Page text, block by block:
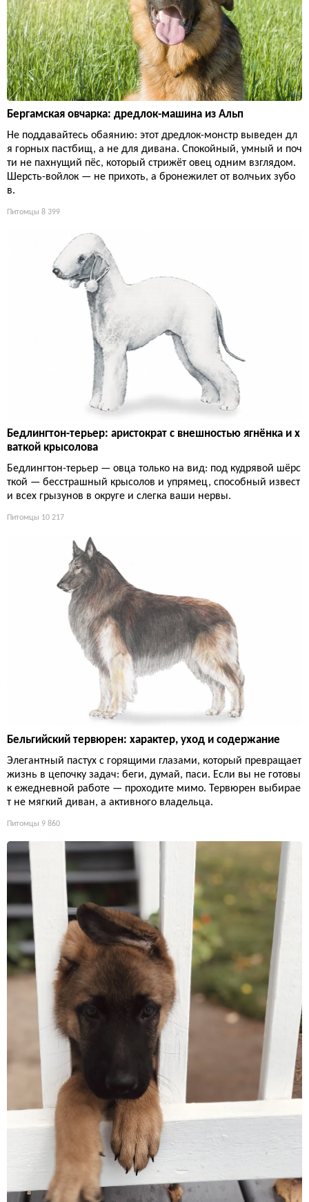
Бергамская овчарка: дредлок-машина из Альп
Не поддавайтесь обаянию: этот дредлок-монстр выведен дл
я горных пастбищ, а не для дивана. Спокойный, умный и поч
ти не пахнущий пёс, который стрижёт овец одним взглядом.
Шерсть-войлок — не прихоть, а бронежилет от волчьих зубо
в.
Питомцы 8 399
Бедлингтон-терьер: аристократ с внешностью ягнёнка и х
ваткой крысолова
Бедлингтон-терьер — овца только на вид: под кудрявой шёрс
ткой — бесстрашный крысолов и упрямец, способный извест
и всех грызунов в округе и слегка ваши нервы.
Питомцы 10 217
Бельгийский тервюрен: характер, уход и содержание
Элегантный пастух с горящими глазами, который превращает
жизнь в цепочку задач: беги, думай, паси. Если вы не готовы
к ежедневной работе — проходите мимо. Тервюрен выбирае
т не мягкий диван, а активного владельца.
Питомцы 9 860